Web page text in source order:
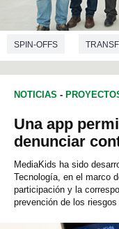
SPIN-OFFS
CIENCIAS AMBIENTALES
NOTICIAS -
Una app
denunciar
MediaKids ha sido
Tecnología, en el marco
participación y la
prevención de los